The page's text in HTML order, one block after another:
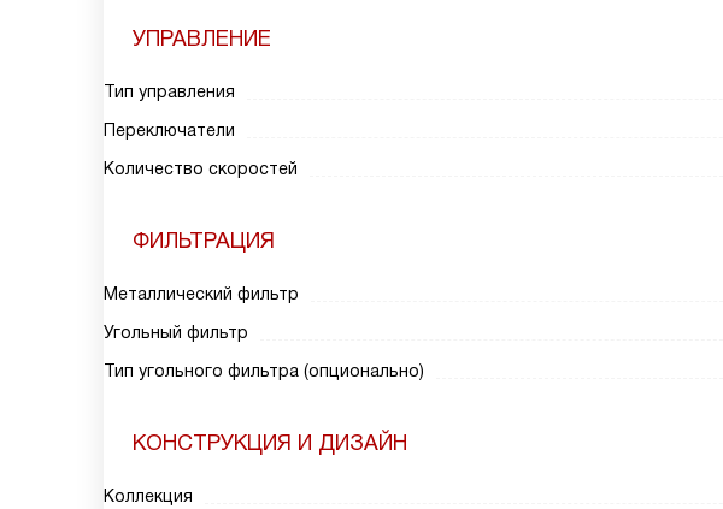
УПРАВЛЕНИЕ
Тип управления
Переключатели
Количество скоростей
ФИЛЬТРАЦИЯ
Металлический фильтр
Угольный фильтр
Тип угольного фильтра (опционально)
КОНСТРУКЦИЯ И ДИЗАЙН
Коллекция